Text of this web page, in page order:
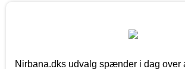
Nirbana.dks udvalg spænder i dag over